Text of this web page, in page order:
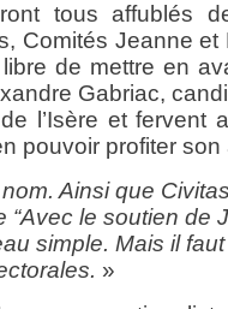
tous affublés
Comités Jeanne
de mettre en
Gabriac,
l’Isère et fervent
pouvoir profiter son
Ainsi que
“Avec le soutien de
simple. Mais il
»